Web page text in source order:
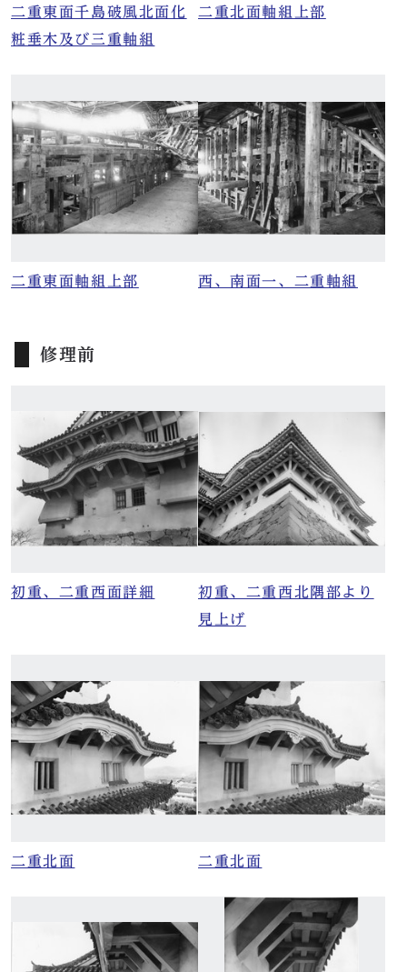
二重東面千島破風北面化
粧垂木及び三重軸組
二重北面軸組上部
二重東面軸組上部 西、南面一、二重軸組
修理前
初重、二重西面詳細
初重、二重西北隅部より
見上げ
二重北面 二重北面